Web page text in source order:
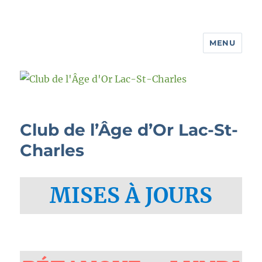
Club de l'Âge d'Or Lac-St-Charles
MENU
Club de l’Âge d’Or Lac-St-
Charles
MISES À JOURS